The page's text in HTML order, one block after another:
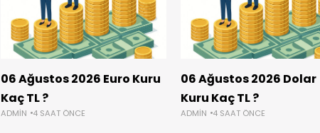
06 Ağustos 2026 Euro Kuru
Kaç TL ?
ADMIN 4 SAAT ÖNCE
06 Ağustos 2026 Dolar
Kuru Kaç TL ?
ADMIN 4 SAAT ÖNCE